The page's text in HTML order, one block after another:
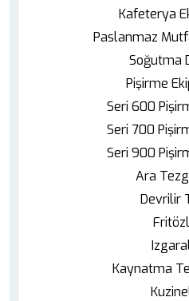
Kafeterya
Paslanmaz
Soğutma
Pişirme
Seri 600
Seri 700
Seri 900
Ara
Devrilir
Kaynatma